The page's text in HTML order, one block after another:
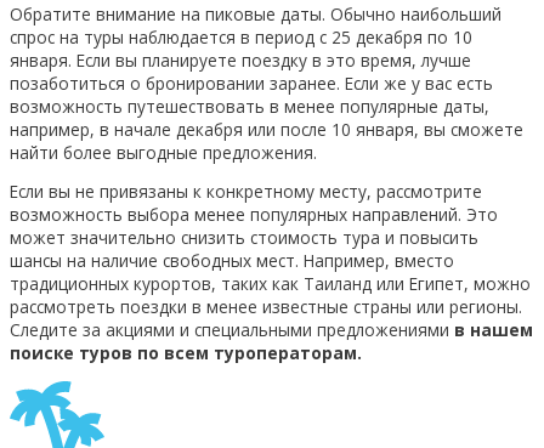
Обратите внимание на пиковые даты. Обычно наибольший
спрос на туры наблюдается в период с 25 декабря по 10
января. Если вы планируете поездку в это время, лучше
позаботиться о бронировании заранее. Если же у вас есть
возможность путешествовать в менее популярные даты,
например, в начале декабря или после 10 января, вы сможете
найти более выгодные предложения.
Если вы не привязаны к конкретному месту, рассмотрите
возможность выбора менее популярных направлений. Это
может значительно снизить стоимость тура и повысить
шансы на наличие свободных мест. Например, вместо
традиционных курортов, таких как Таиланд или Египет, можно
рассмотреть поездки в менее известные страны или регионы.
Следите за акциями и специальными предложениями в нашем
поиске туров по всем туроператорам.